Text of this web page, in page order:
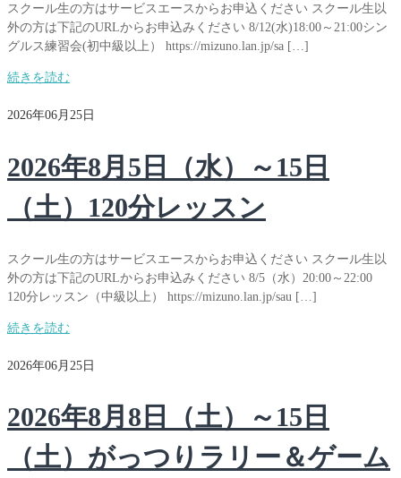
スクール生の方はサービスエースからお申込ください スクール生以
外の方は下記のURLからお申込みください 8/12(水)18:00～21:00シン
グルス練習会(初中級以上） https://mizuno.lan.jp/sa […]
続きを読む
2026年06月25日
2026年8月5日（水）～15日
（土）120分レッスン
スクール生の方はサービスエースからお申込ください スクール生以
外の方は下記のURLからお申込みください 8/5（水）20:00～22:00
120分レッスン（中級以上） https://mizuno.lan.jp/sau […]
続きを読む
2026年06月25日
2026年8月8日（土）～15日
（土）がっつりラリー＆ゲーム